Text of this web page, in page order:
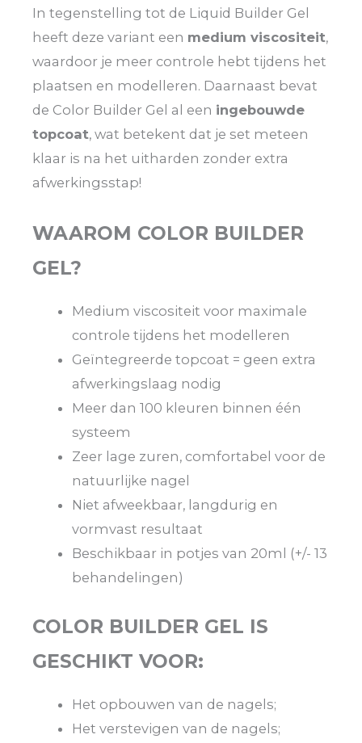
In tegenstelling tot de Liquid Builder Gel
heeft deze variant een medium viscositeit,
waardoor je meer controle hebt tijdens het
plaatsen en modelleren. Daarnaast bevat
de Color Builder Gel al een ingebouwde
topcoat, wat betekent dat je set meteen
klaar is na het uitharden zonder extra
afwerkingsstap!
WAAROM COLOR BUILDER
GEL?
Medium viscositeit voor maximale
controle tijdens het modelleren
Geïntegreerde topcoat = geen extra
afwerkingslaag nodig
Meer dan 100 kleuren binnen één
systeem
Zeer lage zuren, comfortabel voor de
natuurlijke nagel
Niet afweekbaar, langdurig en
vormvast resultaat
Beschikbaar in potjes van 20ml (+/- 13
behandelingen)
COLOR BUILDER GEL IS
GESCHIKT VOOR:
Het opbouwen van de nagels;
Het verstevigen van de nagels;